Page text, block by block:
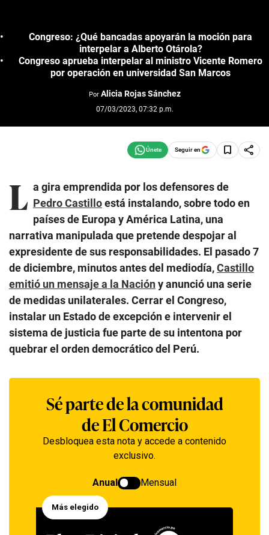
Congreso: ¿Qué bancadas apoyarán la moción para
interpelar a Alberto Otárola?
Congreso aprueba interpelar al ministro Vicente Romero
por operación en universidad San Marcos
Por Alicia Rojas Sánchez
07/03/2023, 07:32 p.m.
Seguir en
L a gira emprendida por los defensores de
Pedro Castilloestá instalando, sobre todo en
países de Europa y América Latina, una
narrativa manipulada que pretende despojar al
expresidente de sus responsabilidades. El pasado 7
de diciembre, minutos antes del mediodía,Castillo
emitió un mensaje a la Nacióny anunció una serie
de medidas unilaterales. Cerrar el Congreso,
instalar un Estado de excepción e intervenir el
sistema de justicia fue parte de su intentona por
quebrar el orden democrático del Perú.